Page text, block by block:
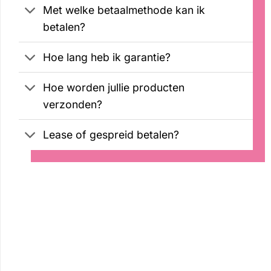
Met welke betaalmethode kan ik
betalen?
Hoe lang heb ik garantie?
Hoe worden jullie producten
verzonden?
Lease of gespreid betalen?